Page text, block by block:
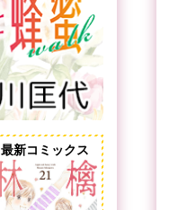
最新コミックス